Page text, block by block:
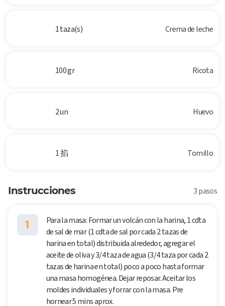
1 taza(s) Crema de leche
100 gr Ricota
2 un Huevo
1 掐 Tomillo
Instrucciones 3 pasos
1
Para la masa: Formar un volcán con la harina, 1 cdta
de sal de mar (1 cdta de sal por cada 2 tazas de
harina en total) distribuida alrededor, agregar el
aceite de oliva y 3/4 taza de agua (3/4 taza por cada 2
tazas de harina en total) poco a poco hasta formar
una masa homogénea. Dejar reposar. Aceitar los
moldes individuales y forrar con la masa. Pre
hornear 5 mins aprox.